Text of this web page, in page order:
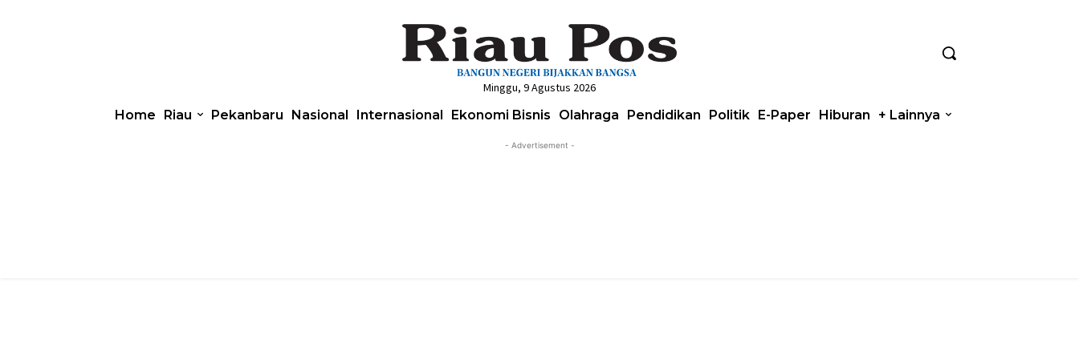
Minggu, 9 Agustus 2026
Home Riau Pekanbaru Nasional Internasional Ekonomi Bisnis Olahraga Pendidikan Politik E-Paper Hiburan + Lainnya
- Advertisement -